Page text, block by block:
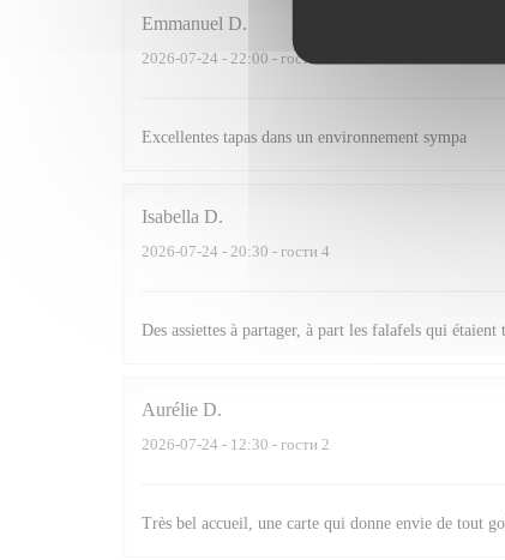
Emmanuel D
2026-07-24 - 22:00 - гости 4
Excellentes tapas dans un environnement sympa
Isabella D
2026-07-24 - 20:30 - гости 4
Des assiettes à partager, à part les falafels qui
Aurélie D
2026-07-24 - 12:30 - гости 2
Très bel accueil, une carte qui donne envie de tout